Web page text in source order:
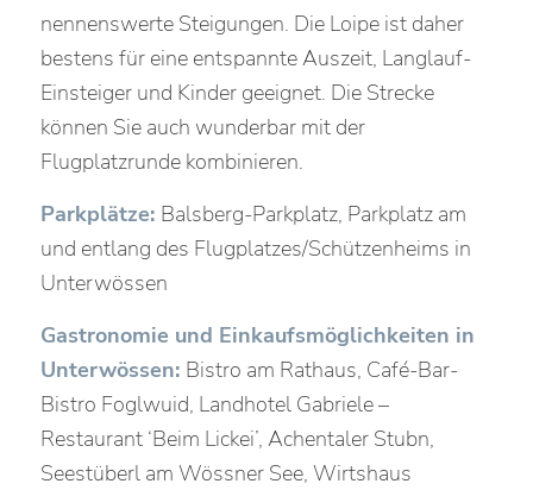
nennenswerte Steigungen. Die Loipe ist daher
bestens für eine entspannte Auszeit, Langlauf-
Einsteiger und Kinder geeignet. Die Strecke
können Sie auch wunderbar mit der
Flugplatzrunde kombinieren.
Parkplätze: Balsberg-Parkplatz, Parkplatz am
und entlang des Flugplatzes/Schützenheims in
Unterwössen
Gastronomie und Einkaufsmöglichkeiten in
Unterwössen: Bistro am Rathaus, Café-Bar-
Bistro Foglwuid, Landhotel Gabriele –
Restaurant ‘Beim Lickei’, Achentaler Stubn,
Seestüberl am Wössner See, Wirtshaus